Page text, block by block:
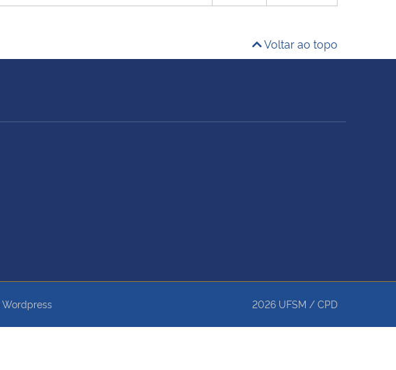
Voltar ao topo
Wordpress 2026 UFSM / CPD